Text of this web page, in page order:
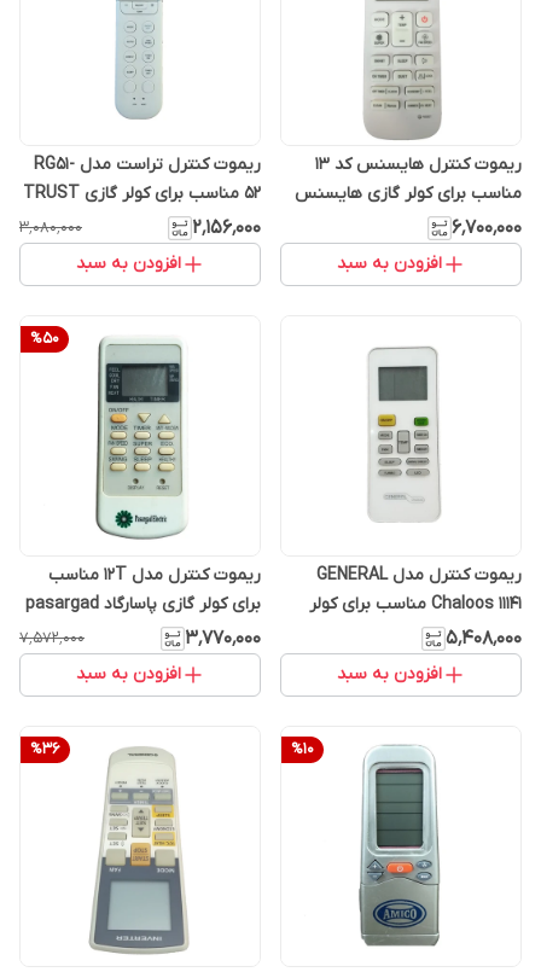
ریموت کنترل هایسنس کد 13
مناسب برای کولر گازی هایسنس
۶٬۷۰۰٬۰۰۰
افزودن به سبد
ریموت کنترل تراست مدل RG51-
52 مناسب برای کولر گازی TRUST
۲٬۱۵۶٬۰۰۰ ۳٬۰۸۰٬۰۰۰
افزودن به سبد
ریموت کنترل مدل GENERAL
Chaloos 11141 مناسب برای کولر
گازی جنرال
۵٬۴۰۸٬۰۰۰
افزودن به سبد
%50
ریموت کنترل مدل 12T مناسب
برای کولر گازی پاسارگاد pasargad
electric فابریک اصلی
۳٬۷۷۰٬۰۰۰ ۷٬۵۷۲٬۰۰۰
افزودن به سبد
%10
%36